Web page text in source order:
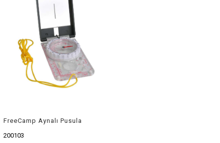
FreeCamp Aynalı Pusula
200103